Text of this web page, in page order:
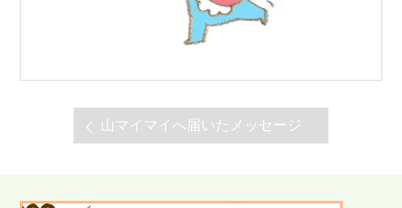
山マイマイへ届いたメッセージ